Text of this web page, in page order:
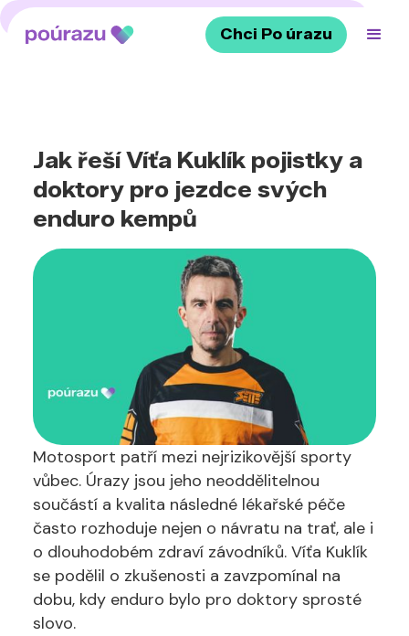
+420 720 405 351
Chci Po úrazu
Jak řeší Víťa Kuklík pojistky a
doktory pro jezdce svých
enduro kempů
Motosport patří mezi nejrizikovější sporty
vůbec. Úrazy jsou jeho neoddělitelnou
součástí a kvalita následné lékařské péče
často rozhoduje nejen o návratu na trať, ale i
o dlouhodobém zdraví závodníků. Víťa Kuklík
se podělil o zkušenosti a zavzpomínal na
dobu, kdy enduro bylo pro doktory sprosté
slovo.